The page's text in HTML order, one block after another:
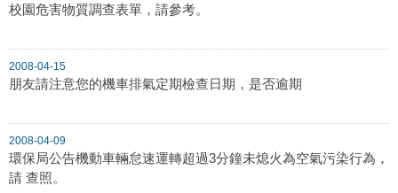
校園危害物質調查表單，請參考。
2008-04-15
朋友請注意您的機車排氣定期檢查日期，是否逾期
2008-04-09
環保局公告機動車輛怠速運轉超過3分鐘未熄火為空氣污染行為，
請 查照。